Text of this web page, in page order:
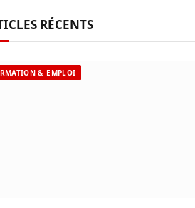
RÉCENTS
& EMPLOI